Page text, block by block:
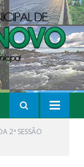
2ª SESSÃO